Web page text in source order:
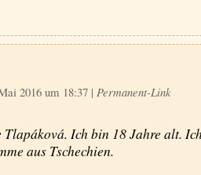
2016 um 18:37 | Permanent-Link
Ich bin 18 Jahre alt.
aus Tschechien.